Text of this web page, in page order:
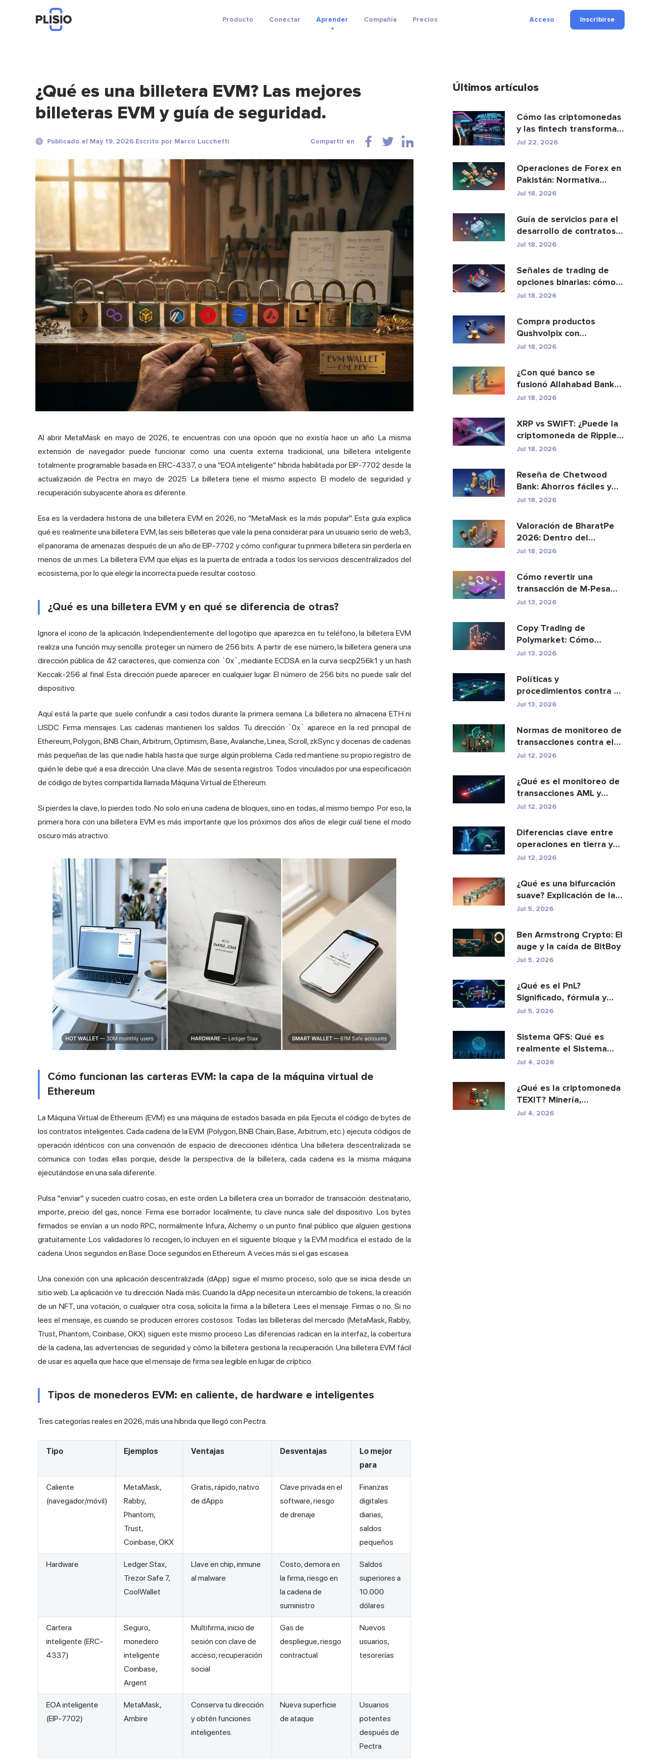
Producto Conectar Aprender Compañía Precios Acceso Inscribirse
¿Qué es una billetera EVM? Las mejores
billeteras EVM y guía de seguridad.
Publicado el May 19, 2026 Escrito por Marco Lucchetti Compartir en
Al abrir MetaMask en mayo de 2026, te encuentras con una opción que no existía hace un año. La misma
extensión de navegador puede funcionar como una cuenta externa tradicional, una billetera inteligente
totalmente programable basada en ERC-4337, o una "EOA inteligente" híbrida habilitada por EIP-7702 desde la
actualización de Pectra en mayo de 2025. La billetera tiene el mismo aspecto. El modelo de seguridad y
recuperación subyacente ahora es diferente.
Esa es la verdadera historia de una billetera EVM en 2026, no "MetaMask es la más popular". Esta guía explica
qué es realmente una billetera EVM, las seis billeteras que vale la pena considerar para un usuario serio de web3,
el panorama de amenazas después de un año de EIP-7702 y cómo configurar tu primera billetera sin perderla en
menos de un mes. La billetera EVM que elijas es la puerta de entrada a todos los servicios descentralizados del
ecosistema, por lo que elegir la incorrecta puede resultar costoso.
¿Qué es una billetera EVM y en qué se diferencia de otras?
Ignora el icono de la aplicación. Independientemente del logotipo que aparezca en tu teléfono, la billetera EVM
realiza una función muy sencilla: proteger un número de 256 bits. A partir de ese número, la billetera genera una
dirección pública de 42 caracteres, que comienza con `0x`, mediante ECDSA en la curva secp256k1 y un hash
Keccak-256 al final. Esta dirección puede aparecer en cualquier lugar. El número de 256 bits no puede salir del
dispositivo.
Aquí está la parte que suele confundir a casi todos durante la primera semana. La billetera no almacena ETH ni
USDC. Firma mensajes. Las cadenas mantienen los saldos. Tu dirección `0x` aparece en la red principal de
Ethereum, Polygon, BNB Chain, Arbitrum, Optimism, Base, Avalanche, Linea, Scroll, zkSync y docenas de cadenas
más pequeñas de las que nadie habla hasta que surge algún problema. Cada red mantiene su propio registro de
quién le debe qué a esa dirección. Una clave. Más de sesenta registros. Todos vinculados por una especificación
de código de bytes compartida llamada Máquina Virtual de Ethereum.
Si pierdes la clave, lo pierdes todo. No solo en una cadena de bloques, sino en todas, al mismo tiempo. Por eso, la
primera hora con una billetera EVM es más importante que los próximos dos años de elegir cuál tiene el modo
oscuro más atractivo.
Cómo funcionan las carteras EVM: la capa de la máquina virtual de
Ethereum
La Máquina Virtual de Ethereum (EVM) es una máquina de estados basada en pila. Ejecuta el código de bytes de
los contratos inteligentes. Cada cadena de la EVM (Polygon, BNB Chain, Base, Arbitrum, etc.) ejecuta códigos de
operación idénticos con una convención de espacio de direcciones idéntica. Una billetera descentralizada se
comunica con todas ellas porque, desde la perspectiva de la billetera, cada cadena es la misma máquina
ejecutándose en una sala diferente.
Pulsa "enviar" y suceden cuatro cosas, en este orden. La billetera crea un borrador de transacción: destinatario,
importe, precio del gas, nonce. Firma ese borrador localmente; tu clave nunca sale del dispositivo. Los bytes
firmados se envían a un nodo RPC, normalmente Infura, Alchemy o un punto final público que alguien gestiona
gratuitamente. Los validadores lo recogen, lo incluyen en el siguiente bloque y la EVM modifica el estado de la
cadena. Unos segundos en Base. Doce segundos en Ethereum. A veces más si el gas escasea.
Una conexión con una aplicación descentralizada (dApp) sigue el mismo proceso, solo que se inicia desde un
sitio web. La aplicación ve tu dirección. Nada más. Cuando la dApp necesita un intercambio de tokens, la creación
de un NFT, una votación, o cualquier otra cosa, solicita la firma a la billetera. Lees el mensaje. Firmas o no. Si no
lees el mensaje, es cuando se producen errores costosos. Todas las billeteras del mercado (MetaMask, Rabby,
Trust, Phantom, Coinbase, OKX) siguen este mismo proceso. Las diferencias radican en la interfaz, la cobertura
de la cadena, las advertencias de seguridad y cómo la billetera gestiona la recuperación. Una billetera EVM fácil
de usar es aquella que hace que el mensaje de firma sea legible en lugar de críptico.
Tipos de monederos EVM: en caliente, de hardware e inteligentes
Tres categorías reales en 2026, más una híbrida que llegó con Pectra.
Tipo Ejemplos Ventajas Desventajas
Lo mejor
para
Caliente
(navegador/móvil)
MetaMask,
Rabby,
Phantom,
Trust,
Coinbase, OKX
Gratis, rápido, nativo
de dApps
Clave privada en el
software, riesgo
de drenaje
Finanzas
digitales
diarias,
saldos
pequeños
Hardware
Ledger Stax,
Trezor Safe 7,
CoolWallet
Llave en chip, inmune
al malware
Costo, demora en
la firma, riesgo en
la cadena de
suministro
Saldos
superiores a
10.000
dólares
Cartera
inteligente (ERC-
4337)
Seguro,
monedero
inteligente
Coinbase,
Argent
Multifirma, inicio de
sesión con clave de
acceso, recuperación
social
Gas de
despliegue, riesgo
contractual
Nuevos
usuarios,
tesorerías
EOA inteligente
(EIP-7702)
MetaMask,
Ambire
Conserva tu dirección
y obtén funciones
inteligentes.
Nueva superficie
de ataque
Usuarios
potentes
después de
Pectra
Últimos artículos
Cómo las criptomonedas
y las fintech transforman
los pagos y el e...
Jul 22, 2026
Operaciones de Forex en
Pakistán: Normativa
legal, brókeres y ap...
Jul 18, 2026
Guía de servicios para el
desarrollo de contratos
inteligentes y ...
Jul 18, 2026
Señales de trading de
opciones binarias: cómo
funcionan y los ri...
Jul 18, 2026
Compra productos
Qushvolpix con
criptomonedas: Bitcoin,
Jul 18, 2026
¿Con qué banco se
fusionó Allahabad Bank?
Historia completa de ...
Jul 18, 2026
XRP vs SWIFT: ¿Puede la
criptomoneda de Ripple
reemplazar a los p...
Jul 18, 2026
Reseña de Chetwood
Bank: Ahorros fáciles y
banca segura
Jul 18, 2026
Valoración de BharatPe
2026: Dentro del
unicornio fintech de
Jul 18, 2026
Cómo revertir una
transacción de M-Pesa
enviada por error
Jul 13, 2026
Copy Trading de
Polymarket: Cómo
replicar las principales
Jul 13, 2026
Políticas y
procedimientos contra el
blanqueo de capitales:
Jul 13, 2026
Normas de monitoreo de
transacciones contra el
lavado de dinero: c...
Jul 12, 2026
¿Qué es el monitoreo de
transacciones AML y
cómo funciona?
Jul 12, 2026
Diferencias clave entre
operaciones en tierra y
en alta mar
Jul 12, 2026
¿Qué es una bifurcación
suave? Explicación de las
actualizacio...
Jul 5, 2026
Ben Armstrong Crypto: El
auge y la caída de BitBoy
Jul 5, 2026
¿Qué es el PnL?
Significado, fórmula y
cómo calcularlo.
Jul 5, 2026
Sistema QFS: Qué es
realmente el Sistema
Financiero Cuántico (20...
Jul 4, 2026
¿Qué es la criptomoneda
TEXIT? Minería,
especificaciones y ries...
Jul 4, 2026